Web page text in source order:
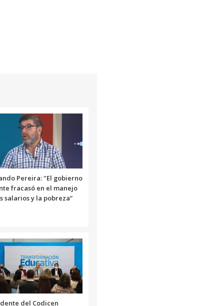
Pereira: "El gobierno
fracasó en el manejo
salarios y la pobreza”
del Codicen